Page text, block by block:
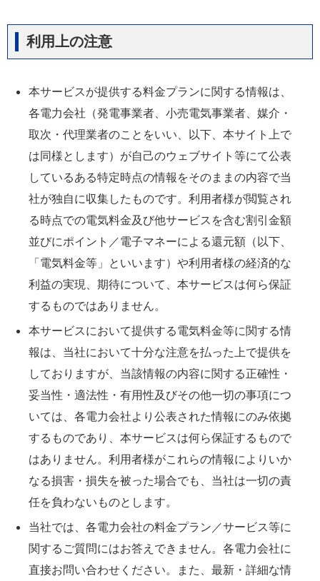
利用上の注意
本サービスが提供する料金プランに関する情報は、
各電力会社（発電事業者、小売電気事業者、媒介・
取次・代理業者のことをいい、以下、本サイト上で
は同様とします）が自己のウェブサイト等にて公表
しているある特定時点の情報をそのままの内容で当
社が独自に収集したものです。利用者様が閲覧され
る時点での電気料金及び他サービスを含む割引金額
並びにポイント／電子マネーによる還元額（以下、
「電気料金等」といいます）や利用者様の経済的な
利益の実現、期待について、本サービスは何ら保証
するものではありません。
本サービスにおいて提供する電気料金等に関する情
報は、当社において十分な注意を払った上で提供を
しておりますが、当該情報の内容に関する正確性・
妥当性・適法性・有用性及びその他一切の事項につ
いては、各電力会社より公表された情報にのみ依拠
するものであり、本サービスは何ら保証するもので
はありません。利用者様がこれらの情報によりいか
なる損害・損失を被った場合でも、当社は一切の責
任を負わないものとします。
当社では、各電力会社の料金プラン／サービス等に
関するご質問にはお答えできません。各電力会社に
直接お問い合わせください。また、最新・詳細な情